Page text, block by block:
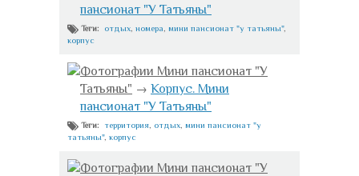
пансионат "У Татьяны"
Теги: отдых номера мини пансионат "у татьяны",
корпус
Фотографии Мини пансионат "У
Татьяны" → Корпус. Мини
пансионат "У Татьяны"
Теги: территория отдых мини пансионат "у
татьяны", корпус
Фотографии Мини пансионат "У